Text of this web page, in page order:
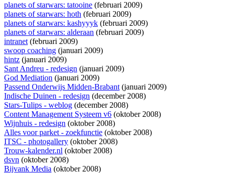
planets of starwars: tatooine (februari 2009)
planets of starwars: hoth (februari 2009)
planets of starwars: kashyyyk (februari 2009)
planets of starwars: alderaan (februari 2009)
intranet(februari 2009)
swoop coaching (januari 2009)
hintz (januari 2009)
Sant Andreu - redesign (januari 2009)
God Mediation (januari 2009)
Passend Onderwijs Midden-Brabant(januari 2009)
Indische Duinen - redesign (december 2008)
Stars-Tulips - weblog (december 2008)
Content Management Systeem v6 (oktober 2008)
Wijnhuis - redesign (oktober 2008)
Alles voor parket - zoekfunctie (oktober 2008)
ITSC - photogallery (oktober 2008)
Trouw-kalender.nl (oktober 2008)
dsvn (oktober 2008)
Bijvank Media (oktober 2008)